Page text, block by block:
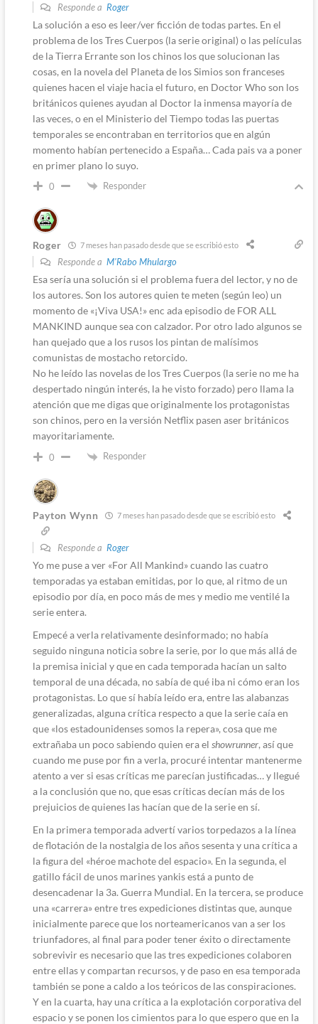
Responde a Roger
La solución a eso es leer/ver ficción de todas partes. En el
problema de los Tres Cuerpos (la serie original) o las películas
de la Tierra Errante son los chinos los que solucionan las
cosas, en la novela del Planeta de los Simios son franceses
quienes hacen el viaje hacia el futuro, en Doctor Who son los
británicos quienes ayudan al Doctor la inmensa mayoría de
las veces, o en el Ministerio del Tiempo todas las puertas
temporales se encontraban en territorios que en algún
momento habían pertenecido a España… Cada pais va a poner
en primer plano lo suyo.
0 Responder
Roger 7 meses han pasado desde que se escribió esto
Responde a M'Rabo Mhulargo
Esa sería una solución si el problema fuera del lector, y no de
los autores. Son los autores quien te meten (según leo) un
momento de «¡Viva USA!» enc ada episodio de FOR ALL
MANKIND aunque sea con calzador. Por otro lado algunos se
han quejado que a los rusos los pintan de malísimos
comunistas de mostacho retorcido.
No he leído las novelas de los Tres Cuerpos (la serie no me ha
despertado ningún interés, la he visto forzado) pero llama la
atención que me digas que originalmente los protagonistas
son chinos, pero en la versión Netflix pasen aser británicos
mayoritariamente.
0 Responder
Payton Wynn 7 meses han pasado desde que se escribió esto
Responde a Roger
Yo me puse a ver «For All Mankind» cuando las cuatro
temporadas ya estaban emitidas, por lo que, al ritmo de un
episodio por día, en poco más de mes y medio me ventilé la
serie entera.
Empecé a verla relativamente desinformado; no había
seguido ninguna noticia sobre la serie, por lo que más allá de
la premisa inicial y que en cada temporada hacían un salto
temporal de una década, no sabía de qué iba ni cómo eran los
protagonistas. Lo que sí había leído era, entre las alabanzas
generalizadas, alguna crítica respecto a que la serie caía en
que «los estadounidenses somos la repera», cosa que me
extrañaba un poco sabiendo quien era el showrunner, así que
cuando me puse por fin a verla, procuré intentar mantenerme
atento a ver si esas críticas me parecían justificadas… y llegué
a la conclusión que no, que esas críticas decían más de los
prejuicios de quienes las hacían que de la serie en sí.
En la primera temporada advertí varios torpedazos a la línea
de flotación de la nostalgia de los años sesenta y una crítica a
la figura del «héroe machote del espacio». En la segunda, el
gatillo fácil de unos marines yankis está a punto de
desencadenar la 3a. Guerra Mundial. En la tercera, se produce
una «carrera» entre tres expediciones distintas que, aunque
inicialmente parece que los norteamericanos van a ser los
triunfadores, al final para poder tener éxito o directamente
sobrevivir es necesario que las tres expediciones colaboren
entre ellas y compartan recursos, y de paso en esa temporada
también se pone a caldo a los teóricos de las conspiraciones.
Y en la cuarta, hay una crítica a la explotación corporativa del
espacio y se ponen los cimientos para lo que espero que en la